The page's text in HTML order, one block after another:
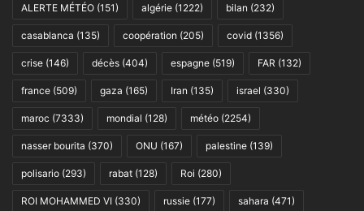
ALERTE MÉTÉO (151) algérie (1222) bilan (232)
casablanca (135) coopération (205) covid (1356)
crise (146) décès (404) espagne (519) FAR (132)
france (509) gaza (165) Iran (135) israel (330)
maroc (7333) mondial (128) météo (2254)
nasser bourita (370) ONU (167) palestine (139)
polisario (293) rabat (128) Roi (280)
ROI MOHAMMED VI (330) russie (177) sahara (471)